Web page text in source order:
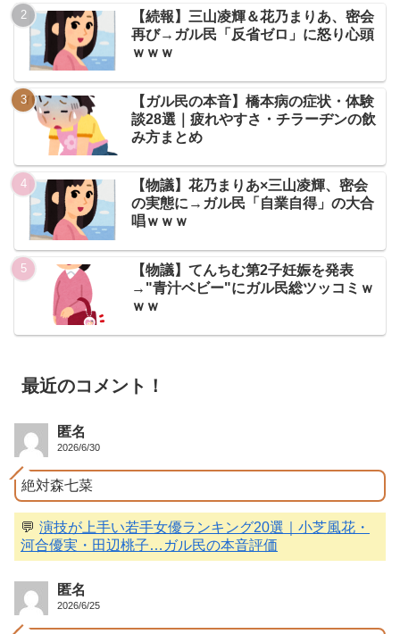
【続報】三山凌輝＆花乃まりあ、密会
再び→ガル民「反省ゼロ」に怒り心頭
ｗｗｗ
【ガル民の本音】橋本病の症状・体験
談28選｜疲れやすさ・チラーヂンの飲
み方まとめ
【物議】花乃まりあ×三山凌輝、密会
の実態に→ガル民「自業自得」の大合
唱ｗｗｗ
【物議】てんちむ第2子妊娠を発表
→"青汁ベビー"にガル民総ツッコミｗ
ｗｗ
最近のコメント！
匿名
2026/6/30
絶対森七菜
💬 演技が上手い若手女優ランキング20選｜小芝風花・
河合優実・田辺桃子…ガル民の本音評価
匿名
2026/6/25